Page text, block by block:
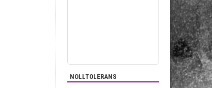
NOLLTOLERANS